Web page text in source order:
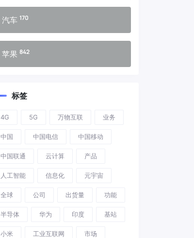
汽车 170
苹果 842
标签
4G 5G 万物互联 业务
中国 中国电信 中国移动
中国联通 云计算 产品
人工智能 信息化 元宇宙
全球 公司 出货量 功能
半导体 华为 印度 基站
小米 工业互联网 市场